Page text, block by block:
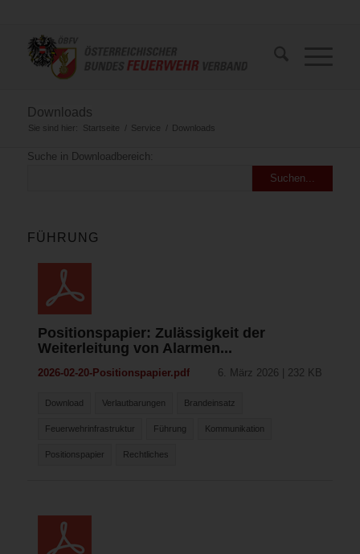
Downloads
Sie sind hier: Startseite / Service / Downloads
Suche in Downloadbereich:
FÜHRUNG
Positionspapier: Zulässigkeit der
Weiterleitung von Alarmen...
6. März 2026 | 232 KB
2026-02-20-Positionspapier.pdf
Download Verlautbarungen Brandeinsatz
Feuerwehrinfrastruktur Führung Kommunikation
Positionspapier Rechtliches